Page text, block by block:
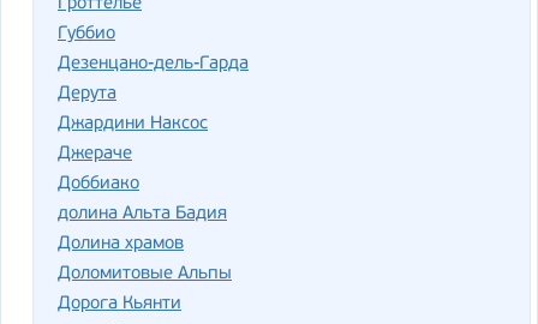
Гроттелье
Губбио
Дезенцано-дель-Гарда
Дерута
Джардини Наксос
Джераче
Доббиако
долина Альта Бадия
Долина храмов
Доломитовые Альпы
Дорога Кьянти